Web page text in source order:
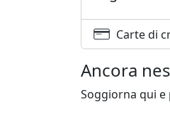
Carte di
Ancora
Soggiorna qui